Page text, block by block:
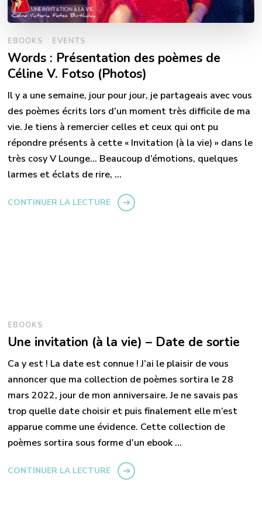
EBOOKS EVENTS
Words : Présentation des poèmes de
Céline V. Fotso (Photos)
Il y a une semaine, jour pour jour, je partageais avec vous
des poèmes écrits lors d’un moment très difficile de ma
vie. Je tiens à remercier celles et ceux qui ont pu
répondre présents à cette « Invitation (à la vie) » dans le
très cosy V Lounge… Beaucoup d’émotions, quelques
larmes et éclats de rire, …
CONTINUER LA LECTURE
EBOOKS
Une invitation (à la vie) – Date de sortie
Ca y est ! La date est connue ! J’ai le plaisir de vous
annoncer que ma collection de poèmes sortira le 28
mars 2022, jour de mon anniversaire. Je ne savais pas
trop quelle date choisir et puis finalement elle m’est
apparue comme une évidence. Cette collection de
poèmes sortira sous forme d’un ebook …
CONTINUER LA LECTURE